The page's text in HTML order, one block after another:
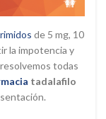
de 5 mg, 10
la impotencia y
todas
tadalafilo